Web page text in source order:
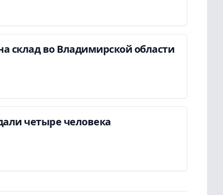
склад во Владимирской области
четыре человека